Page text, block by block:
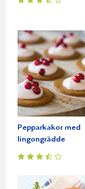
Pepparkakor med
lingongrädde